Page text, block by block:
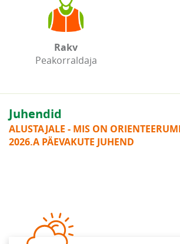
Rakv
Peakorraldaja
Juhendid
ALUSTAJALE - MIS ON
2026.A PÄEVAKUTE JUHEND